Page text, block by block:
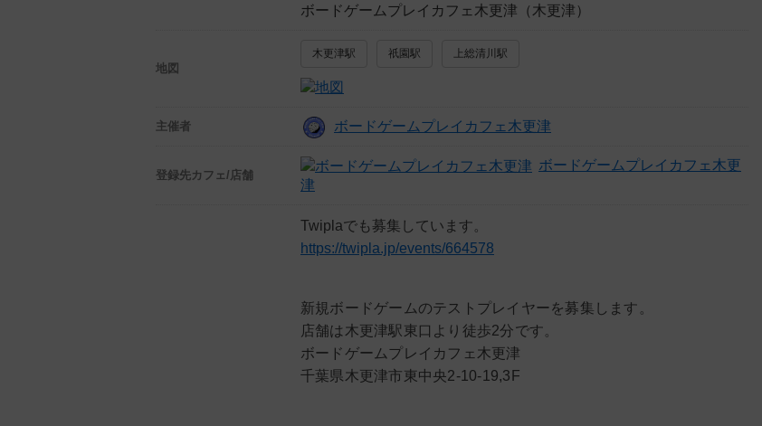
ボードゲームプレイカフェ木更津（木更津）
地図
木更津駅 祇園駅 上総清川駅
主催者 ボードゲームプレイカフェ木更津
登録先カフェ/店舗
ボードゲームプレイカフェ木更
津
Twiplaでも募集しています。
https://twipla.jp/events/664578
新規ボードゲームのテストプレイヤーを募集します。
店舗は木更津駅東口より徒歩2分です。
ボードゲームプレイカフェ木更津
千葉県木更津市東中央2-10-19,3F